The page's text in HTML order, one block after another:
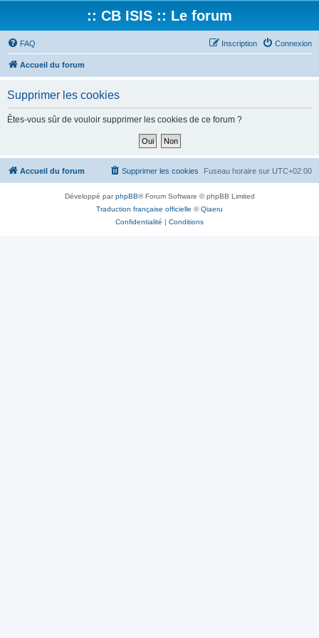
:: CB ISIS :: Le forum
FAQ Connexion
Inscription
Accueil du forum
Supprimer les cookies
Êtes-vous sûr de vouloir supprimer les cookies de ce forum ?
Accueil du forum Fuseau horaire sur UTC+02:00
Supprimer les cookies
Développé parphpBB® Forum Software © phpBB Limited
Traduction française officielle ©Qiaeru
Confidentialité | Conditions